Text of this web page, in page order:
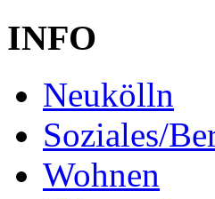
INFO
Neukölln
Soziales/
Wohnen